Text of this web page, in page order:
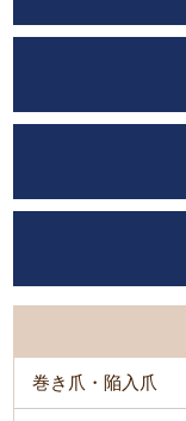
巻き爪・陥入爪